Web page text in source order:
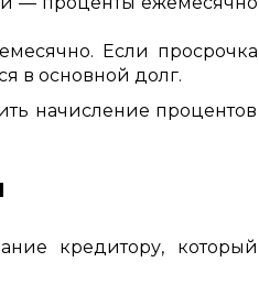
Если просрочка
в основной долг.
начисление процентов
кредитору, который